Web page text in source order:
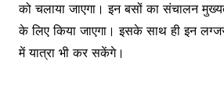
को चलाया जाएगा। इन बसों का संचालन
के लिए किया जाएगा। इसके साथ ही इन
में यात्रा भी कर सकेंगे।